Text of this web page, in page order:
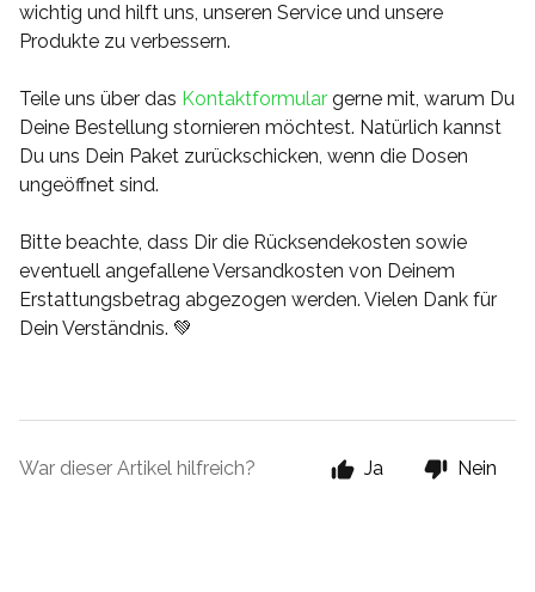
wichtig und hilft uns, unseren Service und unsere
Produkte zu verbessern.
Teile uns über das Kontaktformular gerne mit, warum Du
Deine Bestellung stornieren möchtest. Natürlich kannst
Du uns Dein Paket zurückschicken, wenn die Dosen
ungeöffnet sind.
Bitte beachte, dass Dir die Rücksendekosten sowie
eventuell angefallene Versandkosten von Deinem
Erstattungsbetrag abgezogen werden. Vielen Dank für
Dein Verständnis. 💚
War dieser Artikel hilfreich? Ja Nein